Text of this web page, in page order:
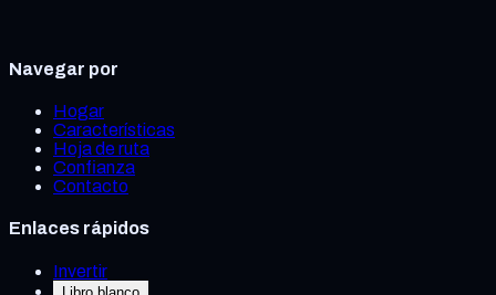
Navegar por
Hogar
Características
Hoja de ruta
Confianza
Contacto
Enlaces rápidos
Invertir